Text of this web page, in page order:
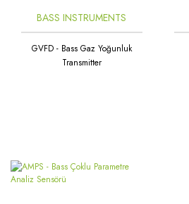
BASS INSTRUMENTS
GVFD - Bass Gaz Yoğunluk
Transmitter